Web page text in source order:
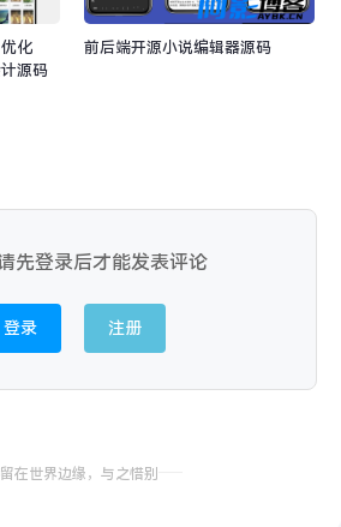
化
源码
前后端开源小说编辑器源码
先登录后才能发表评论
登录 注册
在世界边缘，与之惜别